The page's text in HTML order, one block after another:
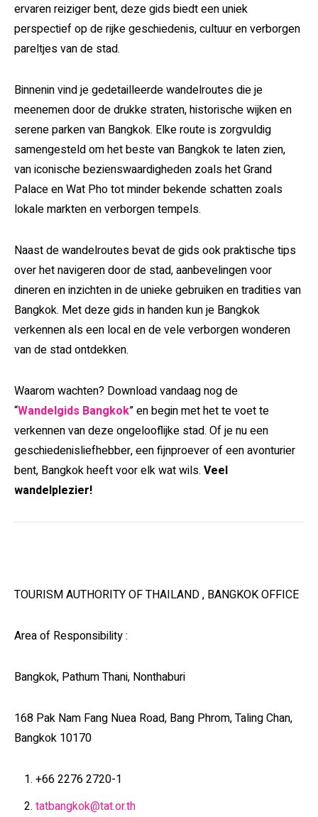
ervaren reiziger bent, deze gids biedt een uniek
perspectief op de rijke geschiedenis, cultuur en verborgen
pareltjes van de stad.
Binnenin vind je gedetailleerde wandelroutes die je
meenemen door de drukke straten, historische wijken en
serene parken van Bangkok. Elke route is zorgvuldig
samengesteld om het beste van Bangkok te laten zien,
van iconische bezienswaardigheden zoals het Grand
Palace en Wat Pho tot minder bekende schatten zoals
lokale markten en verborgen tempels.
Naast de wandelroutes bevat de gids ook praktische tips
over het navigeren door de stad, aanbevelingen voor
dineren en inzichten in de unieke gebruiken en tradities van
Bangkok. Met deze gids in handen kun je Bangkok
verkennen als een local en de vele verborgen wonderen
van de stad ontdekken.
Waarom wachten? Download vandaag nog de
“Wandelgids Bangkok” en begin met het te voet te
verkennen van deze ongelooflijke stad. Of je nu een
geschiedenisliefhebber, een fijnproever of een avonturier
bent, Bangkok heeft voor elk wat wils. Veel
wandelplezier!
TOURISM AUTHORITY OF THAILAND , BANGKOK OFFICE
Area of ​​Responsibility :
Bangkok, Pathum Thani, Nonthaburi
168 Pak Nam Fang Nuea Road, Bang Phrom, Taling Chan,
Bangkok 10170
+66 2276 2720-1
tatbangkok@tat.or.th